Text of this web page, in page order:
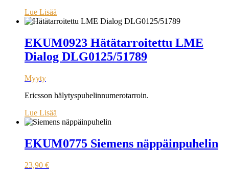
Lue Lisää
EKUM0923 Hätätarroitettu LME
Dialog DLG0125/51789
Myyty
Ericsson hälytyspuhelinnumerotarroin.
Lue Lisää
EKUM0775 Siemens näppäinpuhelin
23,90 €